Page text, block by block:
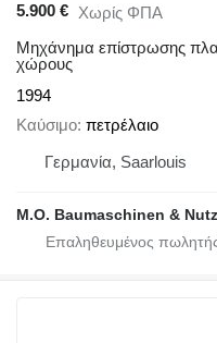
5.900 € Χωρίς ΦΠΑ
Μηχάνημα επίστρωσης
χώρους
1994
Καύσιμο πετρέλαιο
Γερμανία, Saarlouis